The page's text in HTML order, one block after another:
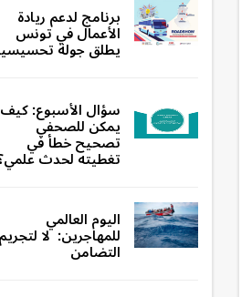
برنامج لدعم ريادة
الأعمال في تونس
يطلق جولة
سؤال الأسبوع: كيف
يمكن للصحفي
تصحيح خطأ في
تغطيته لحدث
اليوم العالمي
للمهاجرين: لا لتجريم
التضامن